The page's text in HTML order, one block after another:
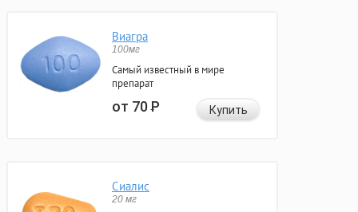
Виагра
100мг
Самый известный в мире
препарат
от 70Р Купить
Сиалис
20 мг